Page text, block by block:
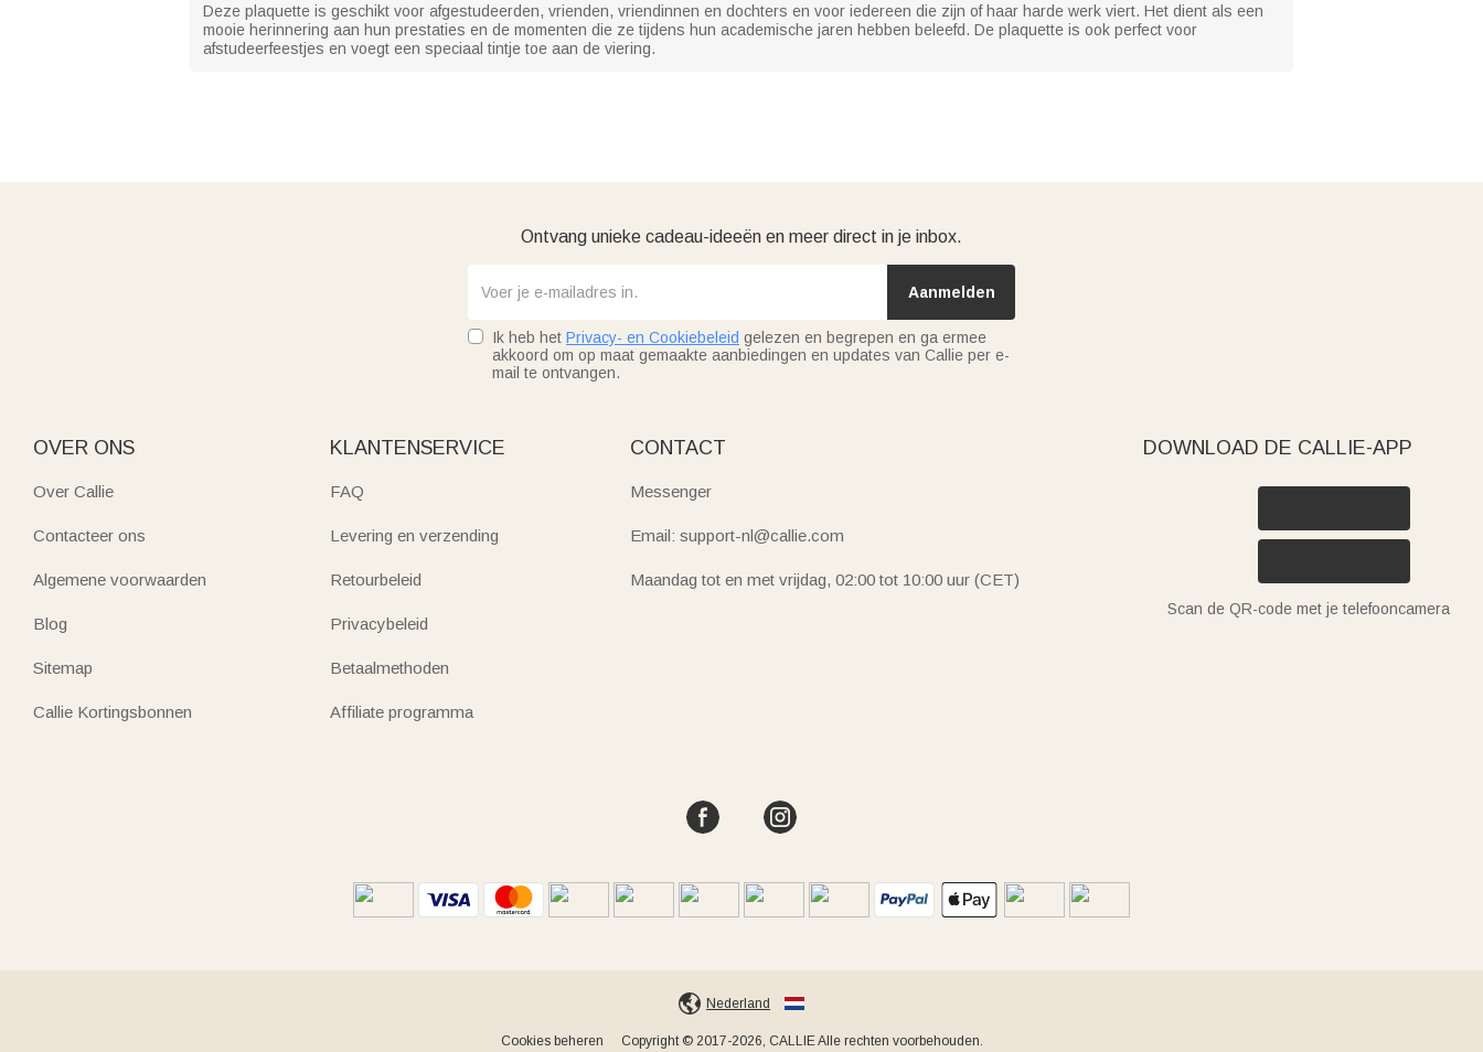
Deze plaquette is geschikt voor afgestudeerden, vrienden, vriendinnen en dochters en voor iedereen die zijn of haar harde werk viert. Het dient als een
mooie herinnering aan hun prestaties en de momenten die ze tijdens hun academische jaren hebben beleefd. De plaquette is ook perfect voor
afstudeerfeestjes en voegt een speciaal tintje toe aan de viering.
Ontvang unieke cadeau-ideeën en meer direct in je inbox.
Aanmelden
Ik heb het Privacy- en Cookiebeleid gelezen en begrepen en ga ermee
akkoord om op maat gemaakte aanbiedingen en updates van Callie per e-
mail te ontvangen.
OVER ONS
Over Callie
Contacteer ons
Algemene voorwaarden
Blog
Sitemap
Callie Kortingsbonnen
KLANTENSERVICE
FAQ
Levering en verzending
Retourbeleid
Privacybeleid
Betaalmethoden
Affiliate programma
CONTACT
Messenger
Email: support-nl@callie.com
Maandag tot en met vrijdag, 02:00 tot 10:00 uur (CET)
DOWNLOAD DE CALLIE-APP
Scan de QR-code met je telefooncamera
Nederland
Cookies beheren Copyright © 2017-2026, CALLIE Alle rechten voorbehouden.